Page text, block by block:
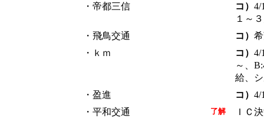
・帝都三信
コ） 4/
１～
・飛鳥交通
コ）
・ｋｍ
コ） 4/
～、
給、
・盈進
コ） 4/
・平和交通
了解
ＩＣ